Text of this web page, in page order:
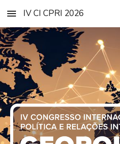
Skip to main content
IV CI CPRI 2026